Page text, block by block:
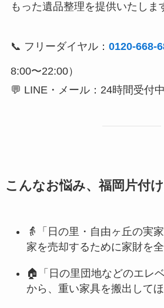
もった遺品整理を提供いたしま
📞 フリーダイヤル： 0120-668-
8:00〜22:00）
💬 LINE・メール：24時間受付中
こんなお悩み、福岡片付
👵「日の里・自由ヶ丘の実
家を売却するために家財を全
🏠「日の里団地などのエレ
から、重い家具を搬出してほ